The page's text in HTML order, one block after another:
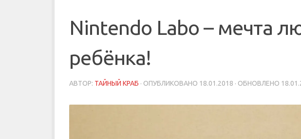
Nintendo Labo – мечта
ребёнка!
АВТОР: ТАЙНЫЙ КРАБ · ОПУБЛИКОВАНО 18.01.2018 · ОБНОВЛЕНО